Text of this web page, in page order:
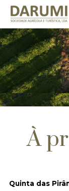
À
Quinta das